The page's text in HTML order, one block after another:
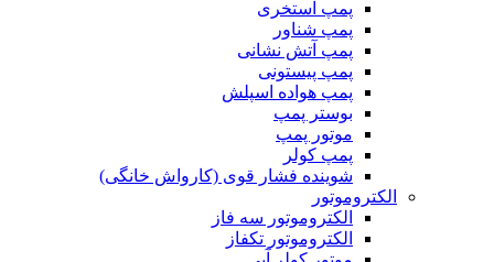
پمپ استخری
پمپ شناور
پمپ آتش نشانی
پمپ پیستونی
پمپ هواده اسپلش
بوستر پمپ
موتور پمپ
پمپ کولر
شوینده فشار قوی (کارواش خانگی)
الکتروموتور
الکتروموتور سه فاز
الکتروموتور تکفاز